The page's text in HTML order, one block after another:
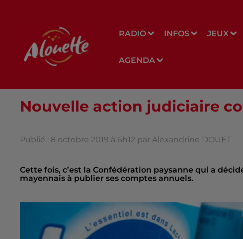
RADIO INFOS JEUX
AGENDA
Nouvelle action judiciaire
Publié : 8 octobre 2019 à 6h12 par Alexandrine DOUET
Cette fois, c’est la Confédération paysanne qui a
mayennais à publier ses comptes annuels.